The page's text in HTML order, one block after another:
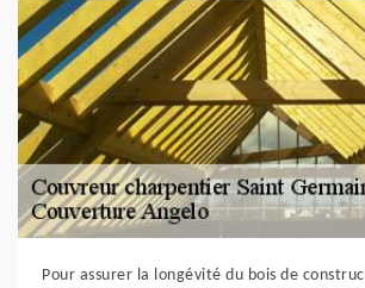
Pour assurer la longévité du bois de